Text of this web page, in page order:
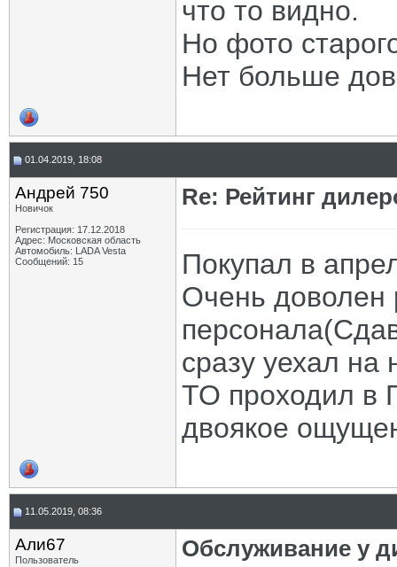
что то видно.
Но фото
Нет больше
01.04.2019, 18:08
Андрей 750
Новичок
Регистрация: 17.12.2018
Адрес: Московская область
Автомобиль: LADA Vesta
Сообщений: 15
Re: Рейтинг
Покупал в
Очень доволен
сразу уехал
ТО проходил в
двоякое
11.05.2019, 08:36
Али67
Пользователь
Обслуживание у